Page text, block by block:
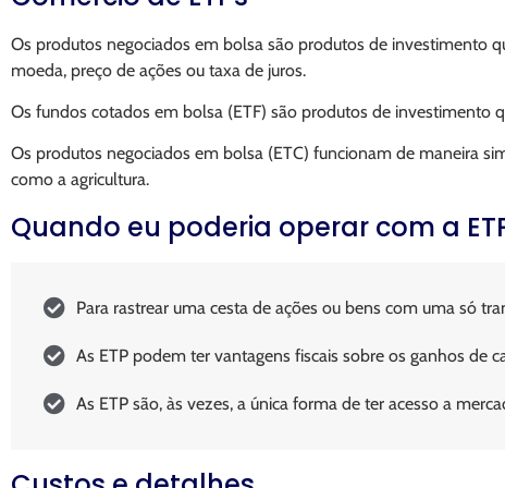
Os produtos negociados em bolsa são produtos de investimento
moeda, preço de ações ou taxa de juros.
Os fundos cotados em bolsa (ETF) são produtos de investimento
Os produtos negociados em bolsa (ETC) funcionam de maneira
como a agricultura.
Quando eu poderia operar com a
Para rastrear uma cesta de ações ou bens com uma só
As ETP podem ter vantagens fiscais sobre os ganhos de
As ETP são, às vezes, a única forma de ter acesso a